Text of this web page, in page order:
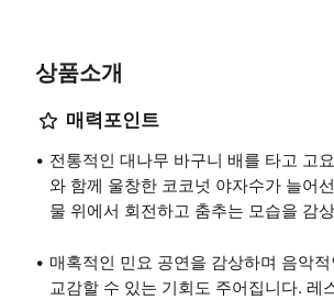
상품소개
매력포인트
전통적인 대나무 바구니 배를 타고 고
와 함께 울창한 코코넛 야자수가 늘어
물 위에서 회전하고 춤추는 모습을 감
매혹적인 민요 공연을 감상하며 음악
교감할 수 있는 기회도 주어집니다. 레